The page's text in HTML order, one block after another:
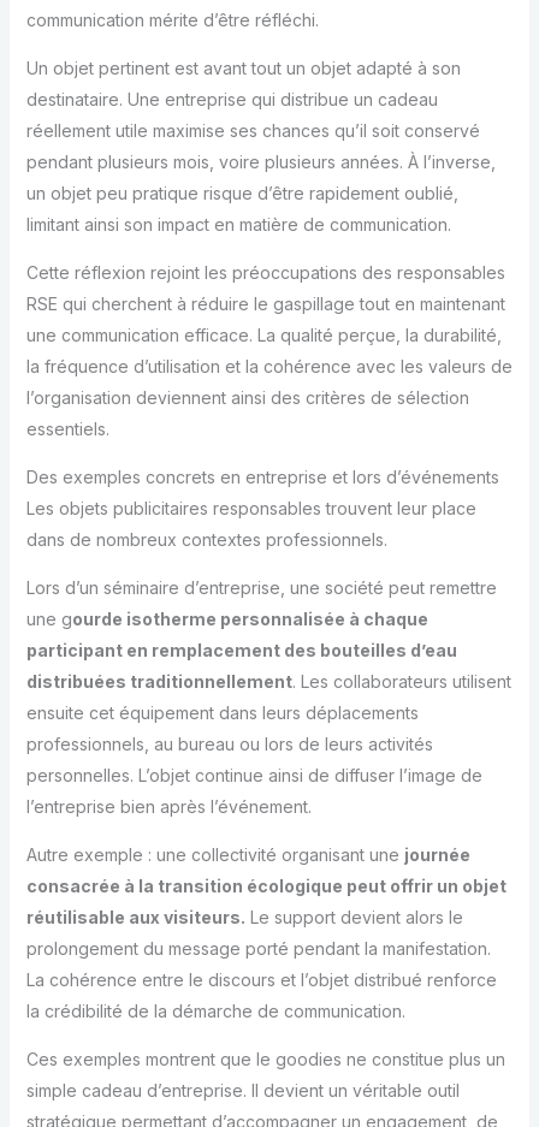
communication mérite d’être réfléchi.
Un objet pertinent est avant tout un objet adapté à son
destinataire. Une entreprise qui distribue un cadeau
réellement utile maximise ses chances qu’il soit conservé
pendant plusieurs mois, voire plusieurs années. À l’inverse,
un objet peu pratique risque d’être rapidement oublié,
limitant ainsi son impact en matière de communication.
Cette réflexion rejoint les préoccupations des responsables
RSE qui cherchent à réduire le gaspillage tout en maintenant
une communication efficace. La qualité perçue, la durabilité,
la fréquence d’utilisation et la cohérence avec les valeurs de
l’organisation deviennent ainsi des critères de sélection
essentiels.
Des exemples concrets en entreprise et lors d’événements
Les objets publicitaires responsables trouvent leur place
dans de nombreux contextes professionnels.
Lors d’un séminaire d’entreprise, une société peut remettre
une gourde isotherme personnalisée à chaque
participant en remplacement des bouteilles d’eau
distribuées traditionnellement. Les collaborateurs utilisent
ensuite cet équipement dans leurs déplacements
professionnels, au bureau ou lors de leurs activités
personnelles. L’objet continue ainsi de diffuser l’image de
l’entreprise bien après l’événement.
Autre exemple : une collectivité organisant une journée
consacrée à la transition écologique peut offrir un objet
réutilisable aux visiteurs. Le support devient alors le
prolongement du message porté pendant la manifestation.
La cohérence entre le discours et l’objet distribué renforce
la crédibilité de la démarche de communication.
Ces exemples montrent que le goodies ne constitue plus un
simple cadeau d’entreprise. Il devient un véritable outil
stratégique permettant d’accompagner un engagement, de